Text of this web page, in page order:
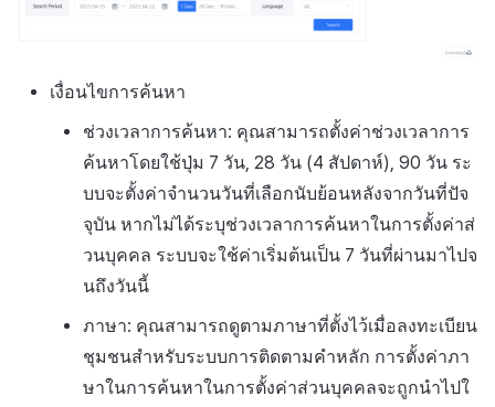
เงื่อนไขการค้นหา
ช่วงเวลาการค้นหา: คุณสามารถตั้งค่าช่วงเวลาการ
ค้นหาโดยใช้ปุ่ม 7 วัน, 28 วัน (4 สัปดาห์), 90 วัน ระ
บบจะตั้งค่าจำนวนวันที่เลือกนับย้อนหลังจากวันที่ปัจ
จุบัน หากไม่ได้ระบุช่วงเวลาการค้นหาในการตั้งค่าส่
วนบุคคล ระบบจะใช้ค่าเริ่มต้นเป็น 7 วันที่ผ่านมาไปจ
นถึงวันนี้
ภาษา: คุณสามารถดูตามภาษาที่ตั้งไว้เมื่อลงทะเบียน
ชุมชนสำหรับระบบการติดตามคำหลัก การตั้งค่าภา
ษาในการค้นหาในการตั้งค่าส่วนบุคคลจะถูกนำไปใ